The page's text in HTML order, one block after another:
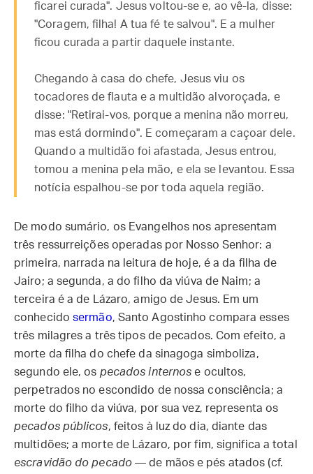
ficarei curada". Jesus voltou-se e, ao vê-la, disse:
"Coragem, filha! A tua fé te salvou". E a mulher
ficou curada a partir daquele instante.
Chegando à casa do chefe, Jesus viu os
tocadores de flauta e a multidão alvoroçada, e
disse: "Retirai-vos, porque a menina não morreu,
mas está dormindo". E começaram a caçoar dele.
Quando a multidão foi afastada, Jesus entrou,
tomou a menina pela mão, e ela se levantou. Essa
notícia espalhou-se por toda aquela região.
De modo sumário, os Evangelhos nos apresentam
três ressurreições operadas por Nosso Senhor: a
primeira, narrada na leitura de hoje, é a da filha de
Jairo; a segunda, a do filho da viúva de Naim; a
terceira é a de Lázaro, amigo de Jesus. Em um
conhecido sermão, Santo Agostinho compara esses
três milagres a três tipos de pecados. Com efeito, a
morte da filha do chefe da sinagoga simboliza,
segundo ele, os pecados internos e ocultos,
perpetrados no escondido de nossa consciência; a
morte do filho da viúva, por sua vez, representa os
pecados públicos, feitos à luz do dia, diante das
multidões; a morte de Lázaro, por fim, significa a total
escravidão do pecado — de mãos e pés atados (cf.